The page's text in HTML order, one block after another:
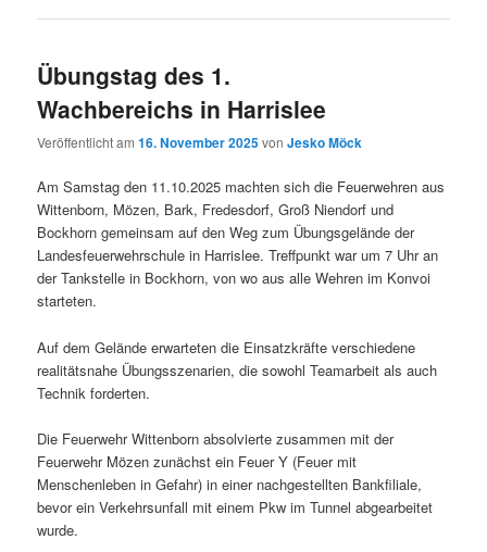
Übungstag des 1.
Wachbereichs in Harrislee
Veröffentlicht am16. November 2025vonJesko Möck
Am Samstag den 11.10.2025 machten sich die Feuerwehren aus
Wittenborn, Mözen, Bark, Fredesdorf, Groß Niendorf und
Bockhorn gemeinsam auf den Weg zum Übungsgelände der
Landesfeuerwehrschule in Harrislee. Treffpunkt war um 7 Uhr an
der Tankstelle in Bockhorn, von wo aus alle Wehren im Konvoi
starteten.
Auf dem Gelände erwarteten die Einsatzkräfte verschiedene
realitätsnahe Übungsszenarien, die sowohl Teamarbeit als auch
Technik forderten.
Die Feuerwehr Wittenborn absolvierte zusammen mit der
Feuerwehr Mözen zunächst ein Feuer Y (Feuer mit
Menschenleben in Gefahr) in einer nachgestellten Bankfiliale,
bevor ein Verkehrsunfall mit einem Pkw im Tunnel abgearbeitet
wurde.